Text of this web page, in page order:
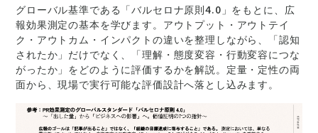
グローバル基準である「バルセロナ原則4.0」をもとに、広
報効果測定の基本を学びます。アウトプット・アウトテイ
ク・アウトカム・インパクトの違いを整理しながら、「認知
されたか」だけでなく、「理解・態度変容・行動変容につな
がったか」をどのように評価するかを解説。定量・定性の両
面から、現場で実行可能な評価設計へ落とし込みます。